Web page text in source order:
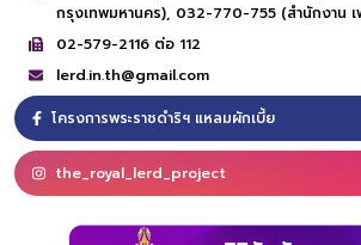
กรุงเทพมหานคร), 032-770-755 (สำนักงาน
02-579-2116 ต่อ 112
lerd.in.th@gmail.com
โครงการพระราชดำริฯ แหลมผักเบี้ย
the_royal_lerd_project